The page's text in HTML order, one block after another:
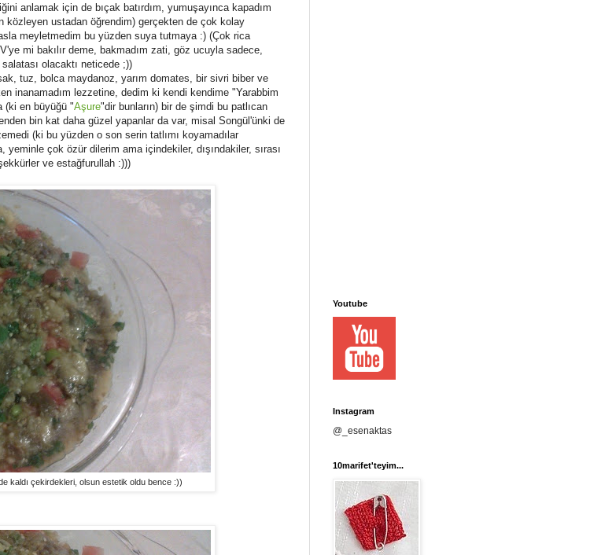
anlamak için de bıçak batırdım, yumuşayınca kapadım
közleyen ustadan öğrendim) gerçekten de çok kolay
meyletmedim bu yüzden suya tutmaya :) (Çok rica
mi bakılır deme, bakmadım zati, göz ucuyla sadece,
olacaktı neticede ;))
tuz, bolca maydanoz, yarım domates, bir sivri biber ve
inanamadım lezzetine, dedim ki kendi kendime "Yarabbim
(ki en büyüğü "Aşure"dir bunların) bir de şimdi bu patlıcan
bin kat daha güzel yapanlar da var, misal Songül'ünki de
(ki bu yüzden o son serin tatlımı koyamadılar
çok özür dilerim ama içindekiler, dışındakiler, sırası
ve estağfurullah :)))
kaldı çekirdekleri, olsun estetik oldu bence :))
Youtube
Instagram
@_esenaktas
10marifet'teyim...